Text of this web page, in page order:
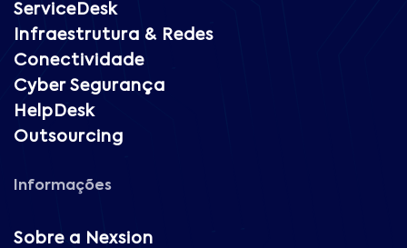
ServiceDesk
Infraestrutura & Redes
Conectividade
Cyber Segurança
HelpDesk
Outsourcing
Informações
Sobre a Nexsion